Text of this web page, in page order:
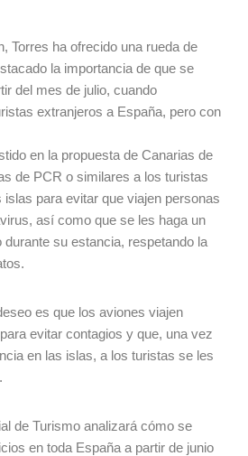
Torres ha ofrecido una rueda de
la importancia de que se
del mes de julio, cuando
extranjeros a España, pero con
en la propuesta de Canarias de
de PCR o similares a los turistas
para evitar que viajen personas
así como que se les haga un
su estancia, respetando la
es que los aviones viajen
evitar contagios y que, una vez
en las islas, a los turistas se les
de Turismo analizará cómo se
en toda España a partir de junio